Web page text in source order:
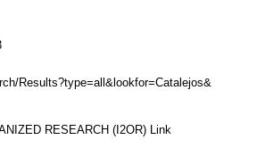
Results?type=all&lookfor=Catalejos&
RESEARCH (I2OR) Link